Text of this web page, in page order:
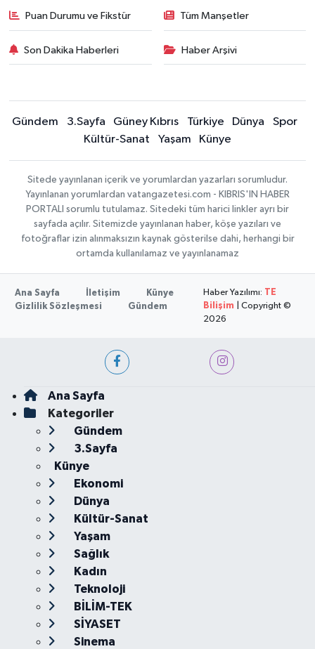
Puan Durumu ve Fikstür Tüm Manşetler
Son Dakika Haberleri Haber Arşivi
Gündem 3.Sayfa Güney Kıbrıs Türkiye Dünya
Spor
Kültür-Sanat
Yaşam Künye
Sitede yayınlanan içerik ve yorumlardan yazarları sorumludur.
Yayınlanan yorumlardan vatangazetesi.com - KIBRIS'IN HABER
PORTALI sorumlu tutulamaz. Sitedeki tüm harici linkler ayrı bir
sayfada açılır. Sitemizde yayınlanan haber, köşe yazıları ve
fotoğraflar izin alınmaksızın kaynak gösterilse dahi, herhangi bir
ortamda kullanılamaz ve yayınlanamaz
Ana Sayfa İletişim
Künye
Gizlilik Sözleşmesi
Gündem
Haber Yazılımı: TE
Bilişim | Copyright ©
2026
Ana Sayfa
Kategoriler
Gündem
3.Sayfa
Künye
Ekonomi
Dünya
Kültür-Sanat
Yaşam
Sağlık
Kadın
Teknoloji
BİLİM-TEK
SİYASET
Sinema